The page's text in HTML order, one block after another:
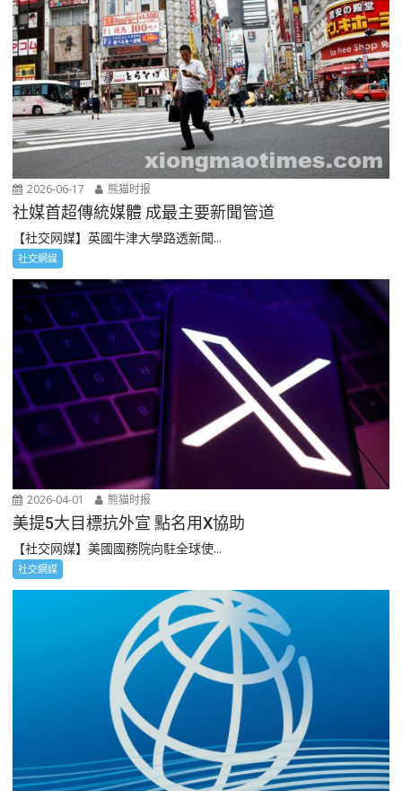
2026-06-17 熊猫时报
社媒首超傳統媒體 成最主要新聞管道
【社交网媒】英國牛津大學路透新聞...
社交網媒
2026-04-01 熊猫时报
美提5大目標抗外宣 點名用X協助
【社交网媒】美國國務院向駐全球使...
社交網媒